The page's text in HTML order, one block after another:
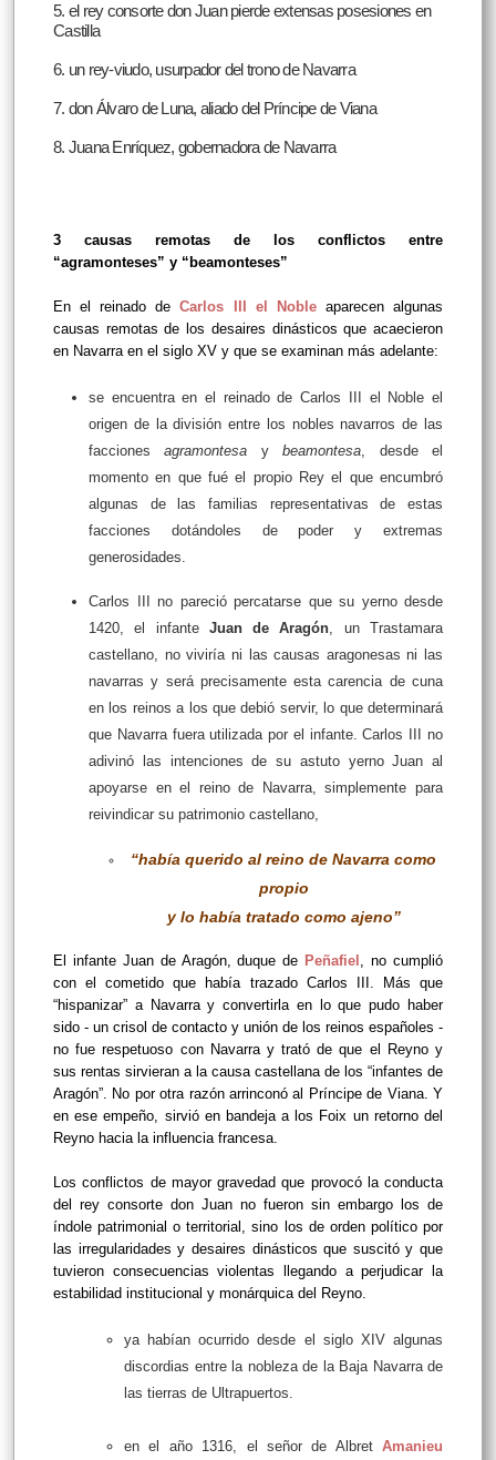
5. el rey consorte don Juan pierde extensas posesiones en
Castilla
6. un rey-viudo, usurpador del trono de Navarra
7. don Álvaro de Luna, aliado del Príncipe de Viana
8. Juana Enríquez, gobernadora de Navarra
3 causas remotas de los conflictos entre
“agramonteses” y “beamonteses”
En el reinado deCarlos III el Noble aparecen algunas
causas remotas de los desaires dinásticos que acaecieron
en Navarra en el siglo XV y que se examinan más adelante:
se encuentra en el reinado de Carlos III el Noble el
origen de la división entre los nobles navarros de las
faccionesagramontesa ybeamontesa, desde el
momento en que fué el propio Rey el que encumbró
algunas de las familias representativas de estas
facciones dotándoles de poder y extremas
generosidades.
Carlos III no pareció percatarse que su yerno desde
1420, el infante Juan de Aragón, un Trastamara
castellano, no viviría ni las causas aragonesas ni las
navarras y será precisamente esta carencia de cuna
en los reinos a los que debió servir, lo que determinará
que Navarra fuera utilizada por el infante. Carlos III no
adivinó las intenciones de su astuto yerno Juan al
apoyarse en el reino de Navarra, simplemente para
reivindicar su patrimonio castellano,
“había querido al reino de Navarra como
propio
y lo había tratado como ajeno”
El infante Juan de Aragón, duque de Peñafiel , no cumplió
con el cometido que había trazado Carlos III. Más que
“hispanizar” a Navarra y convertirla en lo que pudo haber
sido - un crisol de contacto y unión de los reinos españoles -
no fue respetuoso con Navarra y trató de que el Reyno y
sus rentas sirvieran a la causa castellana de los “infantes de
Aragón”. No por otra razón arrinconó al Príncipe de Viana. Y
en ese empeño, sirvió en bandeja a los Foix un retorno del
Reyno hacia la influencia francesa.
Los conflictos de mayor gravedad que provocó la conducta
del rey consorte don Juan no fueron sin embargo los de
índole patrimonial o territorial, sino los de orden político por
las irregularidades y desaires dinásticos que suscitó y que
tuvieron consecuencias violentas llegando a perjudicar la
estabilidad institucional y monárquica del Reyno.
ya habían ocurrido desde el siglo XIV algunas
discordias entre la nobleza de la Baja Navarra de
las tierras de Ultrapuertos.
en el año 1316, el señor de Albret Amanieu